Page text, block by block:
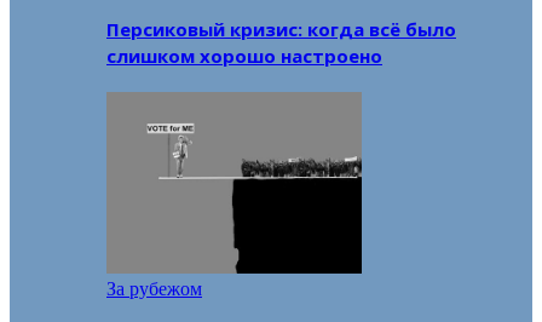
Персиковый кризис: когда всё было
слишком хорошо настроено
За рубежом